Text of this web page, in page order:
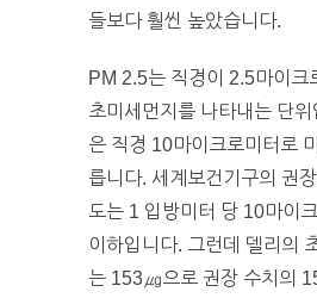
들보다 훨씬 높았습니다.
PM 2.5는 직경이 2.5마이크
초미세먼지를 나타내는 단
은 직경 10마이크로미터로
릅니다. 세계보건기구의 권
도는 1 입방미터 당 10마이
이하입니다. 그런데 델리의
는 153㎍으로 권장 수치의